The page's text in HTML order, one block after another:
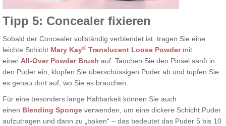
Tipp 5: Concealer fixieren
Sobald der Concealer vollständig verblendet ist, tragen Sie eine
leichte Schicht Mary Kay® Translucent Loose Powder mit
einer All-Over Powder Brush auf. Tauchen Sie den Pinsel sanft in
den Puder ein, klopfen Sie überschüssigen Puder ab und tupfen Sie
es genau dort auf, wo Sie es brauchen.
Für eine besonders lange Haltbarkeit können Sie auch
einen Blending Sponge verwenden, um eine dickere Schicht Puder
aufzutragen und dann zu „baken“ – das bedeutet das Puder 5 bis 10